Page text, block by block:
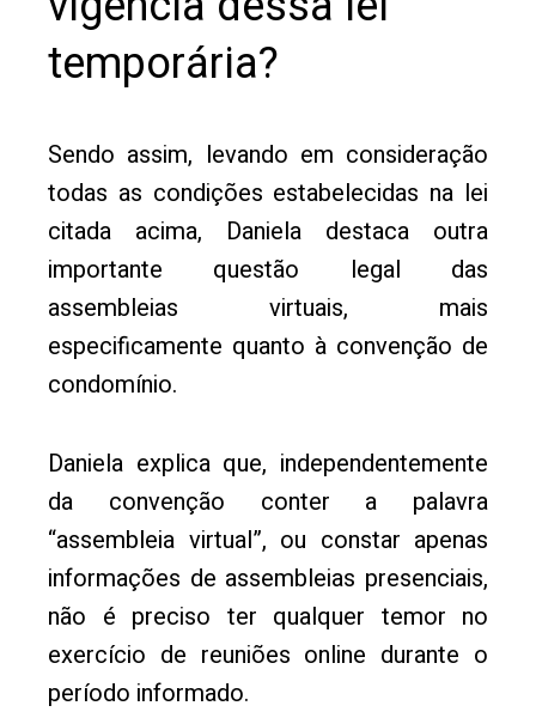
temporária?
Sendo assim, levando em consideração
todas as condições estabelecidas na lei
citada acima, Daniela destaca outra
importante questão legal das
assembleias virtuais, mais
especificamente quanto à convenção de
condomínio.
Daniela explica que, independentemente
da convenção conter a palavra
“assembleia virtual”, ou constar apenas
informações de assembleias presenciais,
não é preciso ter qualquer temor no
exercício de reuniões online durante o
período informado.